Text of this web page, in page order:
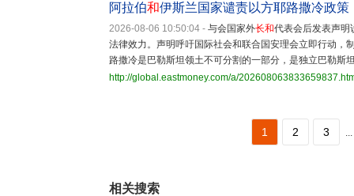
阿拉伯和伊斯兰国家谴责以方耶路撒冷政策
2026-08-06 10:50:04 - 与会国家外长和代表会后发表声明
法律效力。声明呼吁国际社会和联合国安理会立即行动
路撒冷是巴勒斯坦领土不可分割的一部分，是独立巴勒斯
http://global.eastmoney.com/a/
1 2 3 ...
相关搜索